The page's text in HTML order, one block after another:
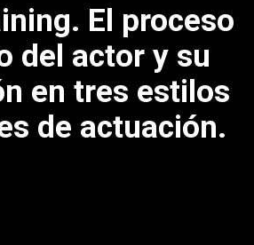
El proceso
del actor y su
en tres estilos
de actuación.